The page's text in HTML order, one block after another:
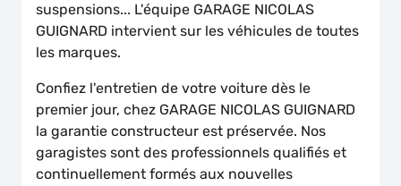
suspensions... L'équipe GARAGE NICOLAS
GUIGNARD intervient sur les véhicules de toutes
les marques.
Confiez l'entretien de votre voiture dès le
premier jour, chez GARAGE NICOLAS GUIGNARD
la garantie constructeur est préservée. Nos
garagistes sont des professionnels qualifiés et
continuellement formés aux nouvelles